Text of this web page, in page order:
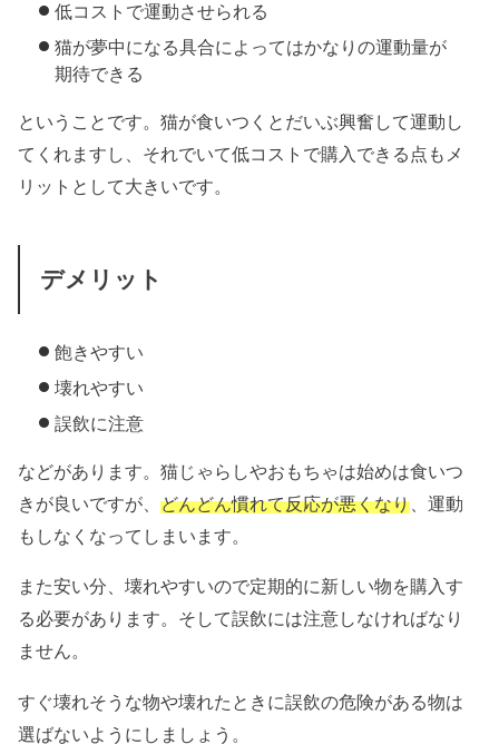
低コストで運動させられる
猫が夢中になる具合によってはかなりの運動量が
期待できる
ということです。猫が食いつくとだいぶ興奮して運動し
てくれますし、それでいて低コストで購入できる点もメ
リットとして大きいです。
デメリット
飽きやすい
壊れやすい
誤飲に注意
などがあります。猫じゃらしやおもちゃは始めは食いつ
きが良いですが、どんどん慣れて反応が悪くなり 、運動
もしなくなってしまいます。
また安い分、壊れやすいので定期的に新しい物を購入す
る必要があります。そして誤飲には注意しなければなり
ません。
すぐ壊れそうな物や壊れたときに誤飲の危険がある物は
選ばないようにしましょう。